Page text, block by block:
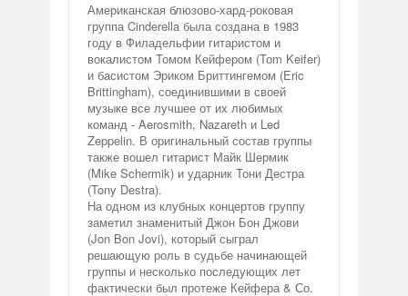
Американская блюзово-хард-роковая
группа Cinderella была создана в 1983
году в Филадельфии гитаристом и
вокалистом Томом Кейфером (Тоm Keifer)
и басистом Эриком Бриттингемом (Eric
Brittingham), соединившими в своей
музыке все лучшее от их любимых
команд - Aerosmith, Nazareth и Led
Zeppelin. В оригинальный состав группы
также вошел гитарист Майк Шермик
(Mike Schermik) и ударник Тони Дестра
(Tony Destra).
На одном из клубных концертов группу
заметил знаменитый Джон Бон Джови
(Jon Bon Jovi), который сыграл
решающую роль в судьбе начинающей
группы и несколько последующих лет
фактически был протеже Кейфера & Со.